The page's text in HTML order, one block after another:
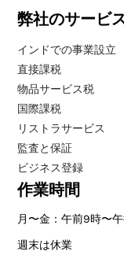
弊社のサービ
インドでの事業設立
直接課税
物品サービス税
国際課税
リストラサービス
監査と保証
ビジネス登録
作業時間
月〜金：午前9時〜
週末は休業